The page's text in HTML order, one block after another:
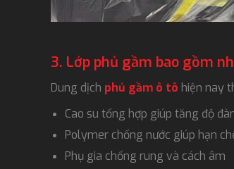
3. Lớp phủ gầm bao gồm
Dung dịch phủ gầm ô tô hiện nay
Cao su tổng hợp giúp tăng độ
Polymer chống nước giúp hạn
Phụ gia chống rung và cách âm